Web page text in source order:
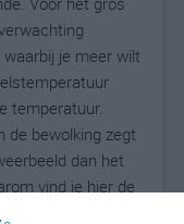
je meer wilt
temperatuur.
de bewolking zegt
dan het
vind je hier de